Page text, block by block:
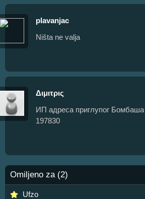
plavanjac
Ništa ne valja
Διμιτρις
ИП адреса приглупог
197830
Omiljeno za (2)
Ufzo